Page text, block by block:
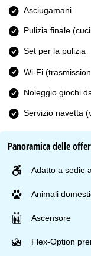
Asciugamani
Pulizia finale
Set per la pulizia
Wi-Fi
Noleggio giochi
Servizio navetta
Panoramica delle
Adatto a sedie
Animali
Ascensore
Flex-Option